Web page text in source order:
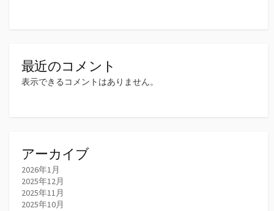
最近のコメント
表示できるコメントはありません。
アーカイブ
2026年1月
2025年12月
2025年11月
2025年10月